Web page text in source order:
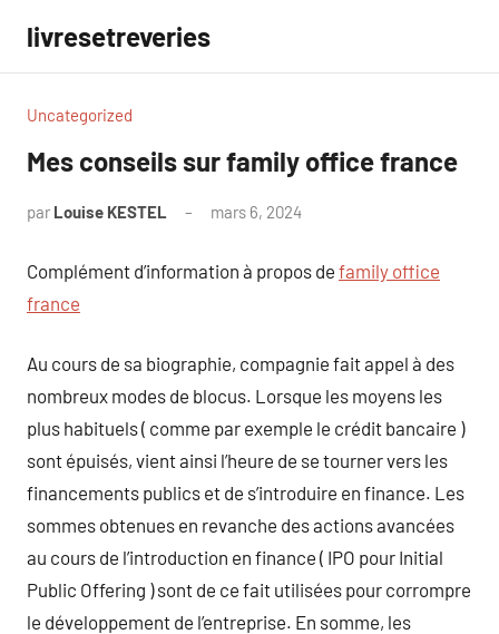
contenu
livresetreveries
Uncategorized
Mes conseils sur family office france
par Louise KESTEL mars 6, 2024
Complément d’information à propos de family office
france
Au cours de sa biographie, compagnie fait appel à des
nombreux modes de blocus. Lorsque les moyens les
plus habituels ( comme par exemple le crédit bancaire )
sont épuisés, vient ainsi l’heure de se tourner vers les
financements publics et de s’introduire en finance. Les
sommes obtenues en revanche des actions avancées
au cours de l’introduction en finance ( IPO pour Initial
Public Offering ) sont de ce fait utilisées pour corrompre
le développement de l’entreprise. En somme, les